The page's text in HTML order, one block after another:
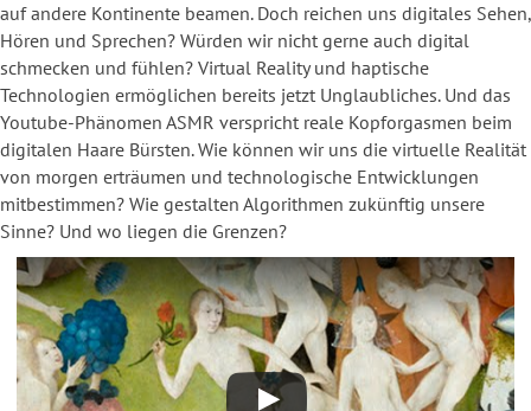
auf andere Kontinente beamen. Doch reichen uns digitales Sehen,
Hören und Sprechen? Würden wir nicht gerne auch digital
schmecken und fühlen? Virtual Reality und haptische
Technologien ermöglichen bereits jetzt Unglaubliches. Und das
Youtube-Phänomen ASMR verspricht reale Kopforgasmen beim
digitalen Haare Bürsten. Wie können wir uns die virtuelle Realität
von morgen erträumen und technologische Entwicklungen
mitbestimmen? Wie gestalten Algorithmen zukünftig unsere
Sinne? Und wo liegen die Grenzen?